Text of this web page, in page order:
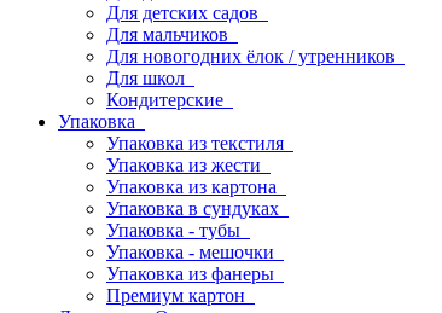
Для детских садов
Для мальчиков
Для новогодних ёлок / утренников
Для школ
Кондитерские
Упаковка
Упаковка из текстиля
Упаковка из жести
Упаковка из картона
Упаковка в сундуках
Упаковка - тубы
Упаковка - мешочки
Упаковка из фанеры
Премиум картон